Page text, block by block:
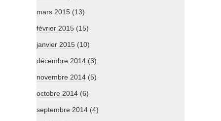
mars 2015 (13)
février 2015 (15)
janvier 2015 (10)
décembre 2014 (3)
novembre 2014 (5)
octobre 2014 (6)
septembre 2014 (4)